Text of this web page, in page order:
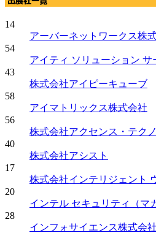
14
アーバーネットワークス株
54
アイティ ソリューション サ
43
株式会社アイピーキューブ
58
アイマトリックス株式会社
56
株式会社アクセンス・テク
40
株式会社アシスト
17
株式会社インテリジェント
20
インテル セキュリティ（マ
28
インフォサイエンス株式会社